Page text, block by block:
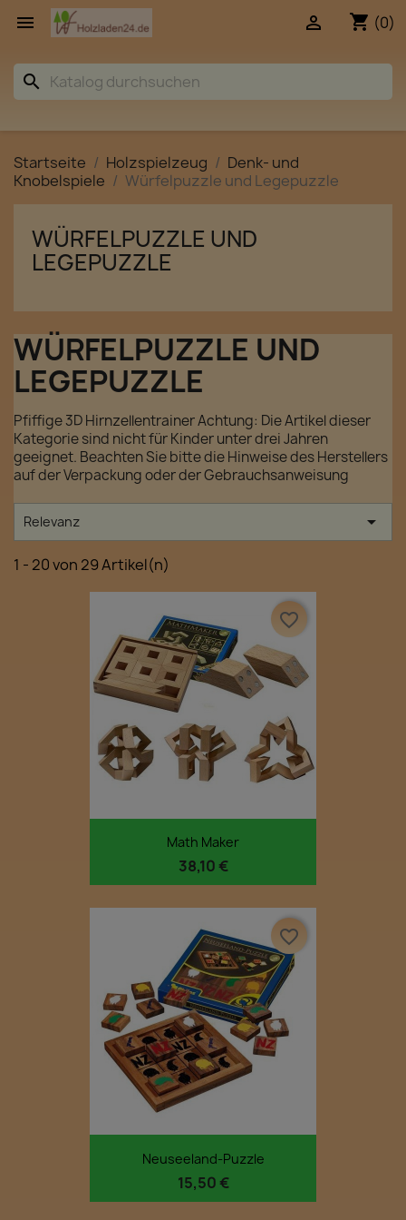
 shopping_cart (0)

search
Startseite Holzspielzeug
Denk- und
Knobelspiele
Würfelpuzzle und Legepuzzle
WÜRFELPUZZLE UND
LEGEPUZZLE
WÜRFELPUZZLE UND
LEGEPUZZLE
Pfiffige 3D Hirnzellentrainer Achtung: Die Artikel dieser
Kategorie sind nicht für Kinder unter drei Jahren
geeignet. Beachten Sie bitte die Hinweise des Herstellers
auf der Verpackung oder der Gebrauchsanweisung
Relevanz 
1 - 20 von 29 Artikel(n)
Math Maker
38,10 €
favorite_border
Neuseeland-Puzzle
15,50 €
favorite_border